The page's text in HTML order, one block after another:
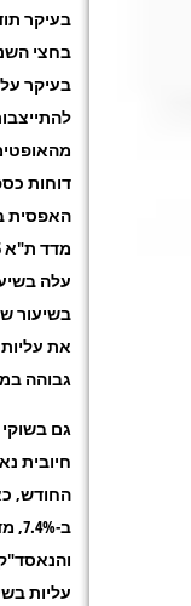
בעיקר
בחצי
בעיקר
דוחות
האפסית
את
גבוהה
גם
חיובית
החודש,